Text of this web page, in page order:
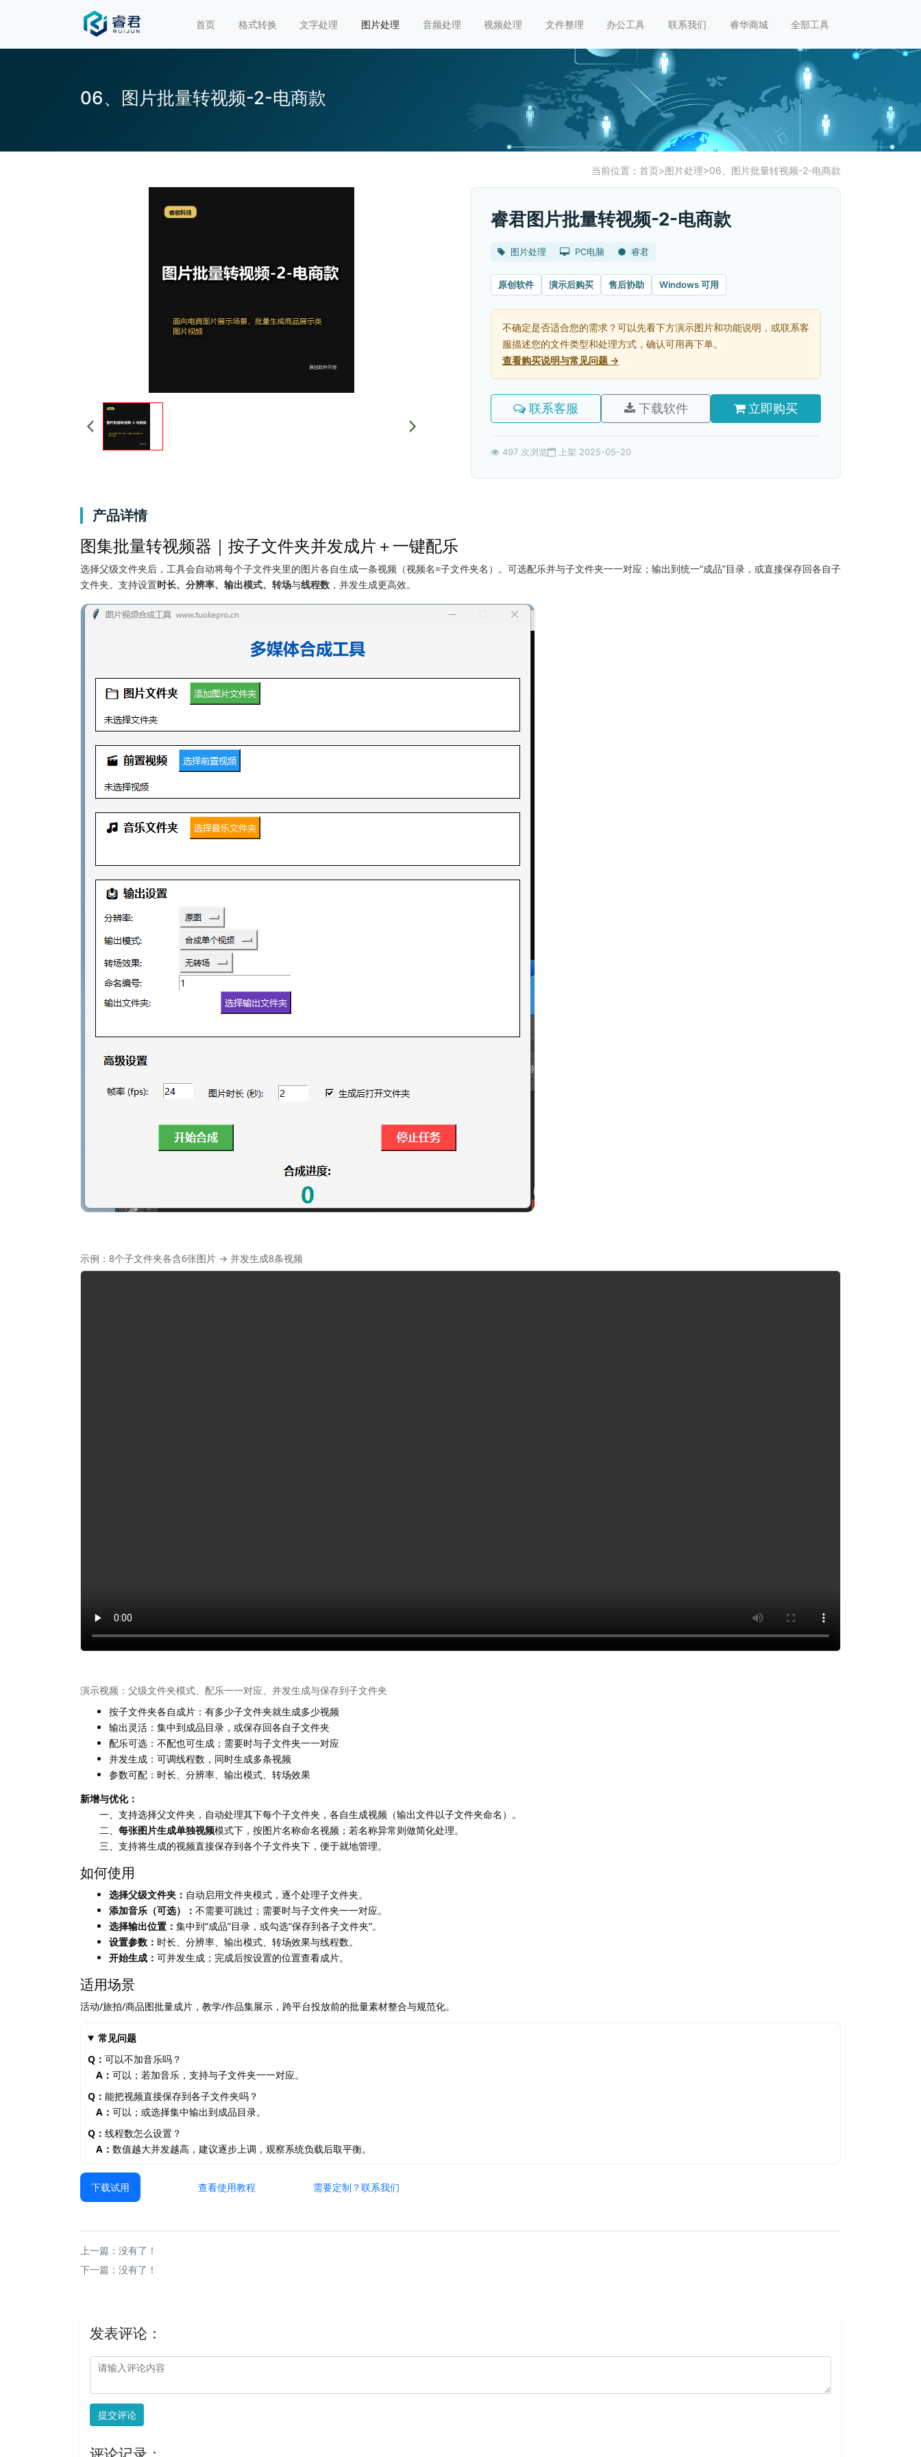
首页 格式转换 文字处理 图片处理 音频处理 视频处理 文件整理 办公工具 联系我们 睿华商城 全部工具
06、图片批量转视频-2-电商款
当前位置： 首页>图片处理>06、图片批量转视频-2-电商款
睿君图片批量转视频-2-电商款
图片处理 PC电脑 睿君
原创软件 演示后购买 售后协助 Windows 可用
不确定是否适合您的需求？可以先看下方演示图片和功能说明，或联系客
服描述您的文件类型和处理方式，确认可用再下单。
查看购买说明与常见问题 →
联系客服 下载软件 立即购买
497 次浏览 上架 2025-05-20
产品详情
图集批量转视频器｜按子文件夹并发成片＋一键配乐
选择父级文件夹后，工具会自动将每个子文件夹里的图片各自生成一条视频（视频名=子文件夹名）。可选配乐并与子文件夹一一对应；输出到统一“成品”目录，或直接保存回各自子
文件夹。支持设置时长、分辨率、输出模式、转场与线程数 ，并发生成更高效。
示例：8个子文件夹各含6张图片 → 并发生成8条视频
演示视频：父级文件夹模式、配乐一一对应、并发生成与保存到子文件夹
按子文件夹各自成片：有多少子文件夹就生成多少视频
输出灵活：集中到成品目录，或保存回各自子文件夹
配乐可选：不配也可生成；需要时与子文件夹一一对应
并发生成：可调线程数，同时生成多条视频
参数可配：时长、分辨率、输出模式、转场效果
新增与优化：
一、支持选择父文件夹，自动处理其下每个子文件夹，各自生成视频（输出文件以子文件夹命名）。
二、 每张图片生成单独视频模式下，按图片名称命名视频；若名称异常则做简化处理。
三、支持将生成的视频直接保存到各个子文件夹下，便于就地管理。
如何使用
选择父级文件夹： 自动启用文件夹模式，逐个处理子文件夹。
添加音乐（可选）： 不需要可跳过；需要时与子文件夹一一对应。
选择输出位置： 集中到“成品”目录，或勾选“保存到各子文件夹”。
设置参数： 时长、分辨率、输出模式、转场效果与线程数。
开始生成： 可并发生成；完成后按设置的位置查看成片。
适用场景
活动/旅拍/商品图批量成片，教学/作品集展示，跨平台投放前的批量素材整合与规范化。
常见问题
Q： 可以不加音乐吗？
A： 可以；若加音乐，支持与子文件夹一一对应。
Q： 能把视频直接保存到各子文件夹吗？
A： 可以；或选择集中输出到成品目录。
Q： 线程数怎么设置？
A： 数值越大并发越高，建议逐步上调，观察系统负载后取平衡。
下载试用 查看使用教程 需要定制？联系我们
上一篇：没有了！
下一篇：没有了！
发表评论：
提交评论